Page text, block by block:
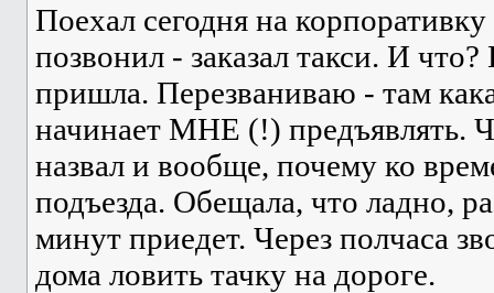
Поехал сегодня на
позвонил - заказал такси. И
пришла. Перезваниваю - там
начинает МНЕ (!) предъявлять.
назвал и вообще, почему ко
подъезда. Обещала, что ладно,
минут приедет. Через полчаса
дома ловить тачку на дороге.